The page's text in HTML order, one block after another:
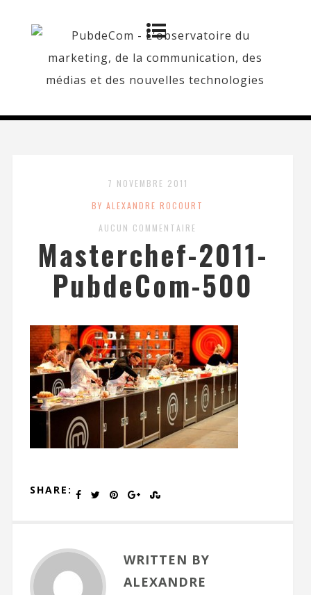
7 NOVEMBRE 2011
BY ALEXANDRE ROCOURT
AUCUN COMMENTAIRE
Masterchef-2011-
PubdeCom-500
SHARE:
WRITTEN BY
ALEXANDRE